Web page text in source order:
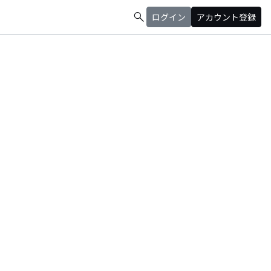
search ログイン アカウント登録